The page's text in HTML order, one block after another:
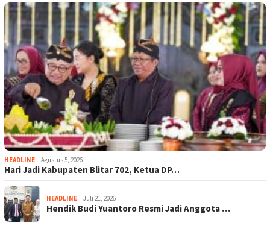
HEADLINE Agustus 5, 2026
Hari Jadi Kabupaten Blitar 702, Ketua DP…
HEADLINE Juli 21, 2026
Hendik Budi Yuantoro Resmi Jadi Anggota …